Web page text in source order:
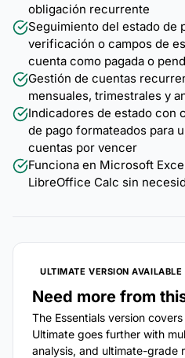
obligación recurrente
Seguimiento del estado de
verificación o campos de
cuenta como pagada o
Gestión de cuentas
mensuales, trimestrales y
Indicadores de estado con
de pago formateados para
cuentas por vencer
Funciona en Microsoft
LibreOffice Calc sin
ULTIMATE VERSION AVAILABLE
Need more from
The Essentials version
Ultimate goes further with
analysis, and ultimate-grade